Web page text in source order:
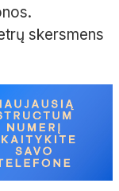
skersmens